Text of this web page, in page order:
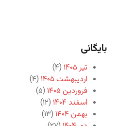
بایگانی
تیر ۱۴۰۵
(۴)
اردیبهشت ۱۴۰۵
(۴)
فروردین ۱۴۰۵
(۵)
اسفند ۱۴۰۴
(۱۲)
بهمن ۱۴۰۴
(۱۳)